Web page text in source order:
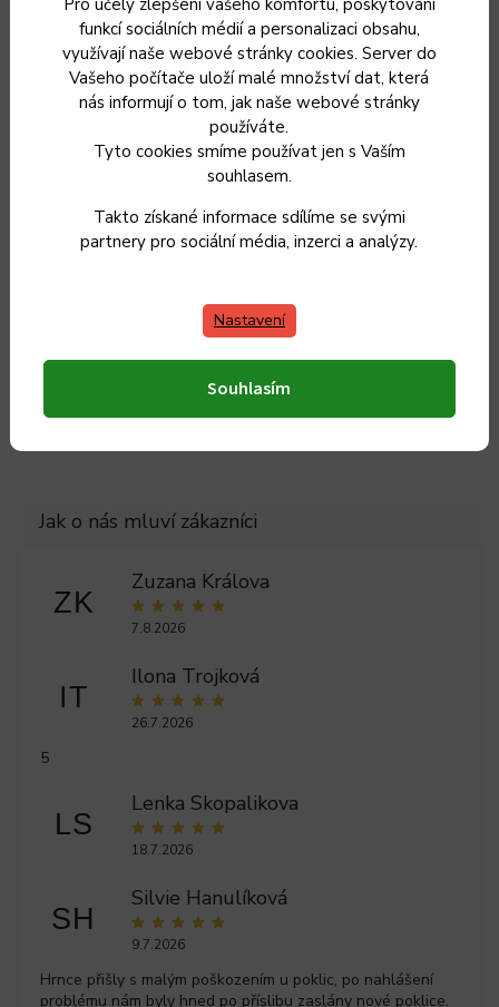
Pro účely zlepšení vašeho komfortu, poskytování
funkcí sociálních médií a personalizaci obsahu,
využívají naše webové stránky cookies. Server do
Vašeho počítače uloží malé množství dat, která
nás informují o tom, jak naše webové stránky
používáte.
Tyto cookies smíme používat jen s Vaším
souhlasem.
Takto získané informace sdílíme se svými
partnery pro sociální média, inzerci a analýzy.
Nastavení
Souhlasím
Kategorie: Vykrvovací nože
Záruka: 2 roky
Hmotnost: 0.13 kg
8594861169607
37 cm
tvrzený plast
ZK
Zuzana Králova
7.8.2026
IT
Ilona Trojková
26.7.2026
5
LS
Lenka Skopalikova
18.7.2026
SH
Silvie Hanulíková
9.7.2026
Hrnce přišly s malým poškozením u poklic, po nahlášení
problému nám byly hned po příslibu zaslány nové poklice.